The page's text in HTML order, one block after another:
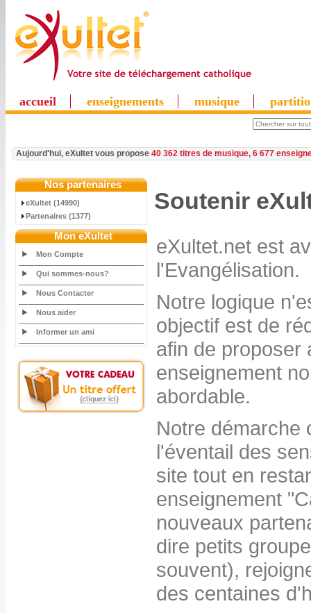
accueil enseignements musique
Aujourd'hui, eXultet vous propose 40 362 titres de musique, 6 677
Nos partenaires
eXultet (14990)
Partenaires (1377)
Mon eXultet
Mon Compte
Qui sommes-nous?
Nous Contacter
Nous aider
Informer un ami
Soutenir
eXultet.net est
l'Evangélisation.
Notre logique
objectif est de
afin de proposer
enseignement
abordable.
Notre démarche
l'éventail des
site tout en
enseignement
nouveaux
dire petits
souvent),
des centaines